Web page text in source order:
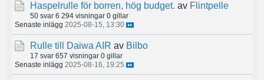
Haspelrulle för borren, hög budget. av Flintpelle
50 svar 6 294 visningar 0 gillar
Senaste inlägg 2025-08-15, 13:30
Rulle till Daiwa AIR av Bilbo
17 svar 657 visningar 0 gillar
Senaste inlägg 2025-08-16, 19:25